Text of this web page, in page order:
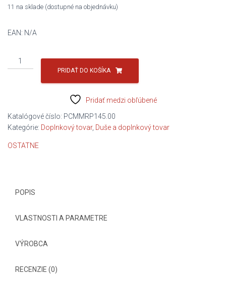
11 na sklade (dostupné na objednávku)
EAN: N/A
množstvo
OPRAVNY
PRIDAŤ DO KOŠÍKA
Pridať medzi obľúbené
Katalógové číslo: PCMMRP145.00
Kategórie: Doplnkový tovar, Duše a doplnkový tovar
OSTATNE
POPIS
VLASTNOSTI A PARAMETRE
VÝROBCA
RECENZIE (0)